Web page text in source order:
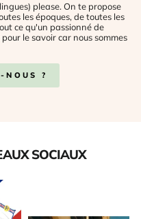
please. On te propose
les époques, de toutes les
ce qu'un passionné de
le savoir car nous sommes
NOUS ?
SOCIAUX